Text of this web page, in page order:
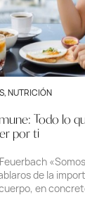
,NUTRICIÓN
Todo lo
por ti
de la
en